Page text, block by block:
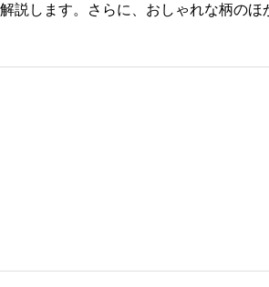
説します。さらに、おしゃれな柄の